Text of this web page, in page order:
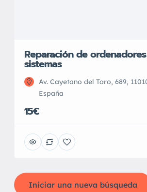
Reparación de
sistemas
Av. Cayetano del Toro, 689,
España
15€
Iniciar una nueva búsqueda